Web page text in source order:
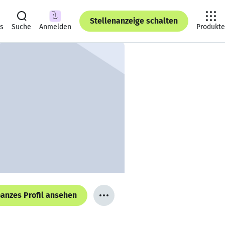
Suche Anmelden
Stellenanzeige schalten
Produkte
Profil ansehen